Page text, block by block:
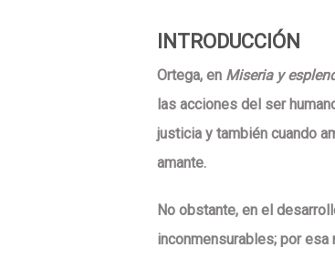
INTRODUCCIÓN
Ortega, en Miseria y
las acciones del ser
justicia y también cuando
amante.
No obstante, en el
inconmensurables; por esa